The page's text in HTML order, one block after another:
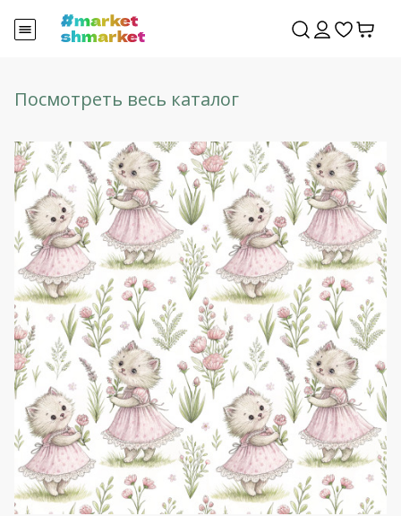
Посмотреть весь каталог